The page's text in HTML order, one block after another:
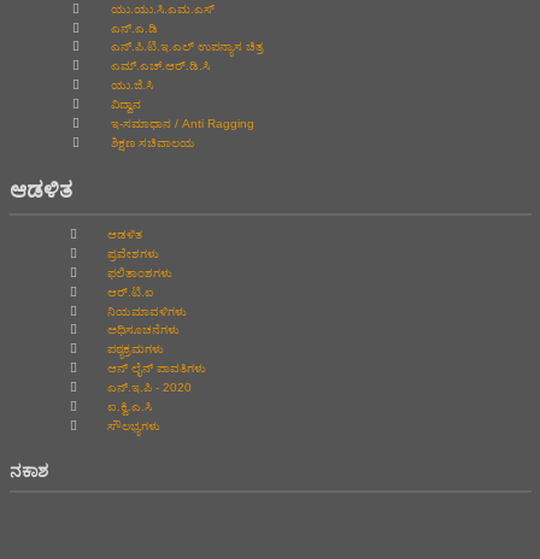
ಯು.ಯು.ಸಿ.ಎಮ.ಎಸ್
ಎನ್.ಎ.ಡಿ
ಎನ್.ಪಿ.ಟಿ.ಇ.ಎಲ್‌ ಉಪನ್ಯಾಸ ಚಿತ್ರ
ಎಮ್.ಎಚ್.ಆರ್.ಡಿ.ಸಿ
ಯು.ಜಿ.ಸಿ
ವಿದ್ವಾನ
ಇ-ಸಮಾಧಾನ / Anti Ragging
ಶಿಕ್ಷಣ ಸಚಿವಾಲಯ
ಆಡಳಿತ
ಆಡಳಿತ
ಪ್ರವೇಶಗಳು
ಫಲಿತಾಂಶಗಳು
ಆರ್.ಟಿ.ಐ
ನಿಯಮಾವಳಿಗಳು
ಅಧಿಸೂಚನೆಗಳು
ಪಠ್ಯಕ್ರಮಗಳು
ಆನ್‌ ಲೈನ್‌ ಪಾವತಿಗಳು
ಎನ್.ಇ.ಪಿ - 2020
ಐ.ಕ್ವಿ.ಎ.ಸಿ
ಸೌಲಭ್ಯಗಳು
ನಕಾಶ